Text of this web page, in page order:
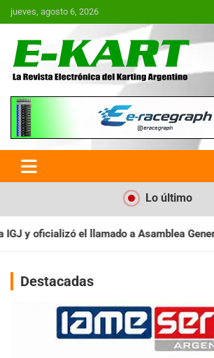
Saltar
al
jueves, agosto 6, 2026
E-Kart.com.ar | La
Electrónica del
Argentina
Lo último
General Ordinaria IAME SERIES
Destacadas